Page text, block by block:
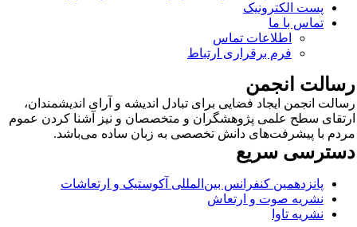
پست الکترونیک
تماس با ما
اطلاعات تماس
فرم برقراری ارتباط
انجمن
انجمن ایجاد فضایی برای تبادل اندیشه و آرای اندیشمندان،
سطح علمی پژوهشگران و متخصصان و نیز آشنا کردن عموم
با پیشرفت‌های دانش تخصصی به زبان ساده می‌باشد.
سریع
پانزدهمین کنفرانس بین‌المللی آکوستیک و ارتعاشات
نشریه صوت و ارتعاش
نشریه تاوا